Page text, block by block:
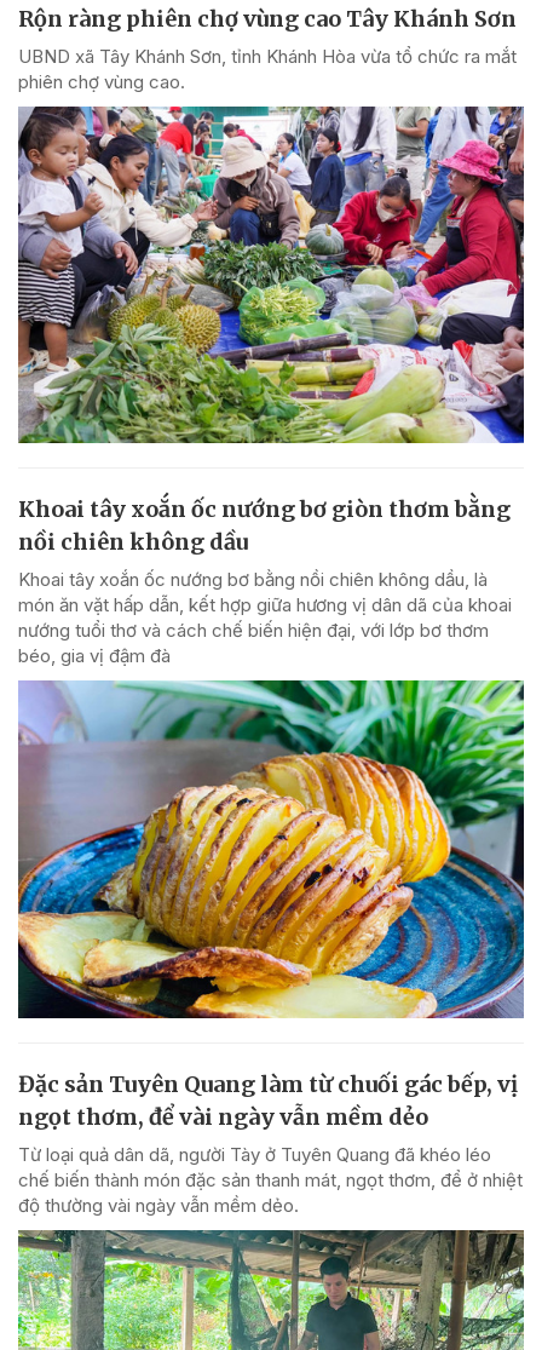
Rộn ràng phiên chợ vùng cao Tây Khánh Sơn
UBND xã Tây Khánh Sơn, tỉnh Khánh Hòa vừa tổ chức ra mắt
phiên chợ vùng cao.
Khoai tây xoắn ốc nướng bơ giòn thơm bằng
nồi chiên không dầu
Khoai tây xoắn ốc nướng bơ bằng nồi chiên không dầu, là
món ăn vặt hấp dẫn, kết hợp giữa hương vị dân dã của khoai
nướng tuổi thơ và cách chế biến hiện đại, với lớp bơ thơm
béo, gia vị đậm đà
Đặc sản Tuyên Quang làm từ chuối gác bếp, vị
ngọt thơm, để vài ngày vẫn mềm dẻo
Từ loại quả dân dã, người Tày ở Tuyên Quang đã khéo léo
chế biến thành món đặc sản thanh mát, ngọt thơm, để ở nhiệt
độ thường vài ngày vẫn mềm dẻo.